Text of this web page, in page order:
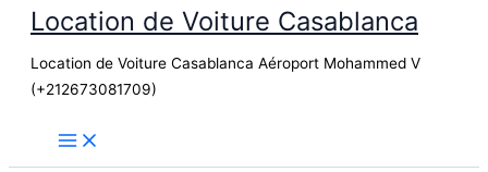
contenu
Location de Voiture Casablanca
Location de Voiture Casablanca Aéroport Mohammed V
(+212673081709)